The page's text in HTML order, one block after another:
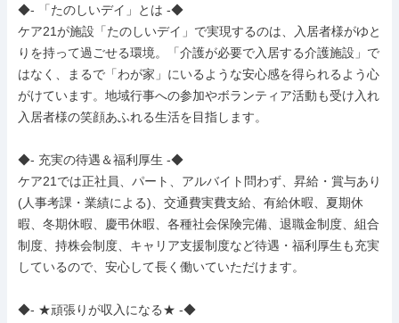
◆- 「たのしいデイ」とは -◆
ケア21が施設「たのしいデイ」で実現するのは、入居者様がゆと
りを持って過ごせる環境。「介護が必要で入居する介護施設」で
はなく、まるで「わが家」にいるような安心感を得られるよう心
がけています。地域行事への参加やボランティア活動も受け入れ
入居者様の笑顔あふれる生活を目指します。
◆- 充実の待遇＆福利厚生 -◆
ケア21では正社員、パート、アルバイト問わず、昇給・賞与あり
(人事考課・業績による)、交通費実費支給、有給休暇、夏期休
暇、冬期休暇、慶弔休暇、各種社会保険完備、退職金制度、組合
制度、持株会制度、キャリア支援制度など待遇・福利厚生も充実
しているので、安心して長く働いていただけます。
◆- ★頑張りが収入になる★ -◆